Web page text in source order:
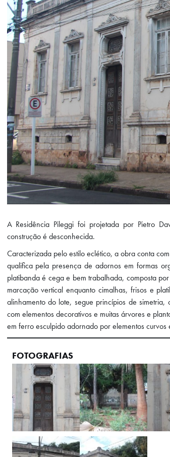
A Residência Pileggi foi projetada por Pietro
construção é desconhecida.
Caracterizada pelo estilo eclético, a obra conta
qualifica pela presença de adornos em formas
platibanda é cega e bem trabalhada, composta
marcação vertical enquanto cimalhas, frisos e
alinhamento do lote, segue princípios de
com elementos decorativos e muitas árvores e
em ferro esculpido adornado por elementos curvos
FOTOGRAFIAS